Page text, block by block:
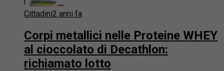
Cittadini2 anni fa
Corpi metallici nelle Proteine WHEY
al cioccolato di Decathlon:
richiamato lotto